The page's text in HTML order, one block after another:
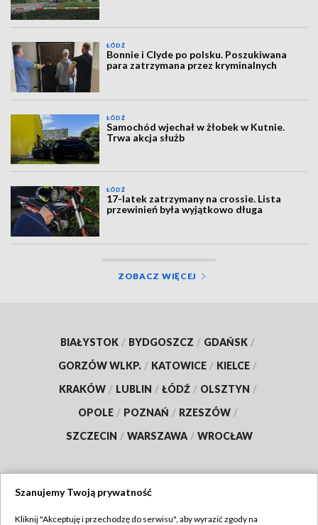
ŁÓDŹ
Bonnie i Clyde po polsku. Poszukiwana
para zatrzymana przez kryminalnych
ŁÓDŹ
Samochód wjechał w żłobek w Kutnie.
Trwa akcja służb
ŁÓDŹ
17-latek zatrzymany na crossie. Lista
przewinień była wyjątkowo długa
ZOBACZ WIĘCEJ
BIAŁYSTOK / BYDGOSZCZ / GDAŃSK /
GORZÓW WLKP. / KATOWICE / KIELCE /
KRAKÓW / LUBLIN / ŁÓDŹ / OLSZTYN /
OPOLE / POZNAŃ / RZESZÓW /
SZCZECIN / WARSZAWA / WROCŁAW
Szanujemy Twoją prywatność
Kliknij "Akceptuję i przechodzę do serwisu", aby wyrazić zgody na